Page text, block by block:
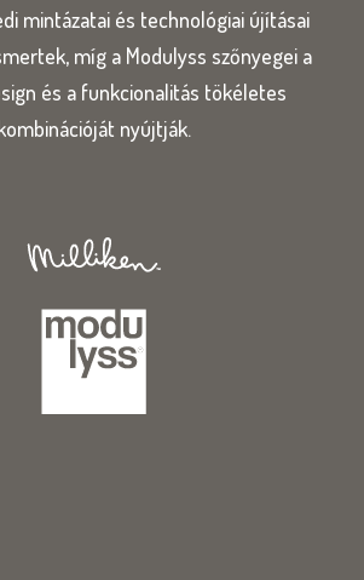
mintázatai és technológiai újításai
míg a Modulyss szőnyegei a
és a funkcionalitás tökéletes
nyújtják.